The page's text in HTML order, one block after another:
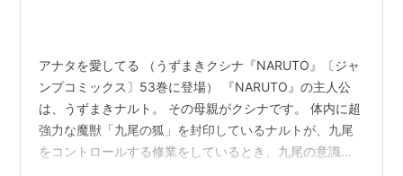
アナタを愛してる （うずまきクシナ『NARUTO』〔ジャ
ンプコミックス〕53巻に登場） 『NARUTO』の主人公
は、うずまきナルト。 その母親がクシナです。 体内に超
強力な魔獣「九尾の狐」を封印しているナルトが、九尾
をコントロールする修業をしているとき、九尾の意識に